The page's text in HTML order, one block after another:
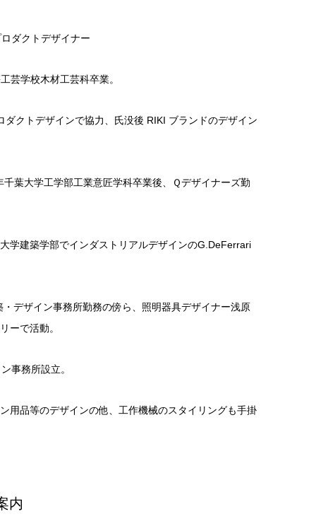
ダクトデザイナー
芸学校木材工芸科卒業。
ダクトデザインで協力、氏没後 RIKI ブランドのデザイン
葉大学工学部工業意匠学科卒業後、Ｑデザイナーズ勤
学建築学部でインダストリアルデザインのG.DeFerrari
デザイン事務所勤務の傍ら、照明器具デザイナー浅原
ーで活動。
事務所設立。
用品等のデザインの他、工作機械のスタイリングも手掛
内